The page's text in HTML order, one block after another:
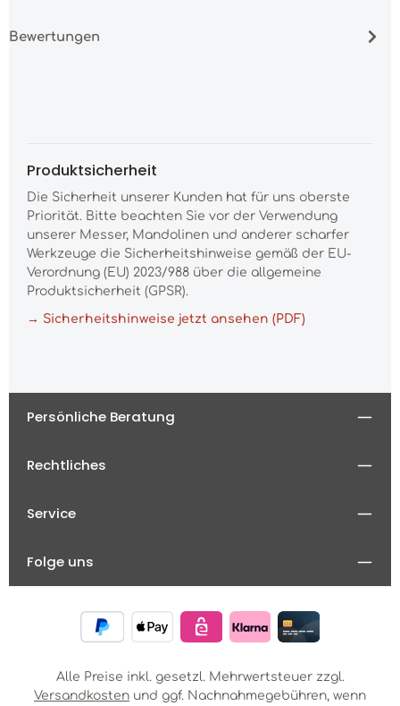
Bewertungen
Produktsicherheit
Die Sicherheit unserer Kunden hat für uns oberste
Priorität. Bitte beachten Sie vor der Verwendung
unserer Messer, Mandolinen und anderer scharfer
Werkzeuge die Sicherheitshinweise gemäß der EU-
Verordnung (EU) 2023/988 über die allgemeine
Produktsicherheit (GPSR).
→ Sicherheitshinweise jetzt ansehen (PDF)
Persönliche Beratung
Rechtliches
Service
Folge uns
Alle Preise inkl. gesetzl. Mehrwertsteuer zzgl.
Versandkosten und ggf. Nachnahmegebühren, wenn